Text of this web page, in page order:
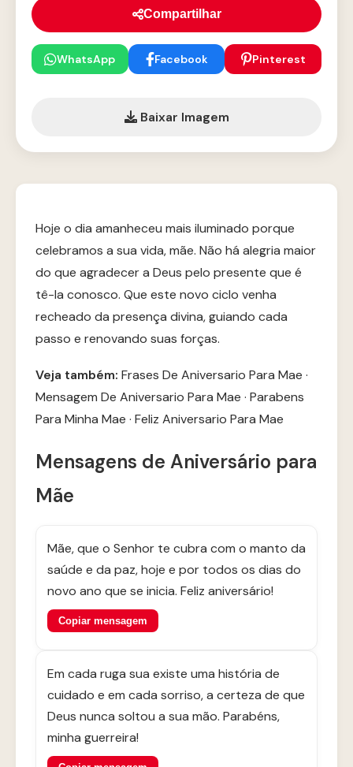
Compartilhar
WhatsApp Facebook Pinterest
Baixar Imagem
Hoje o dia amanheceu mais iluminado porque
celebramos a sua vida, mãe. Não há alegria maior
do que agradecer a Deus pelo presente que é
tê-la conosco. Que este novo ciclo venha
recheado da presença divina, guiando cada
passo e renovando suas forças.
Veja também: Frases De Aniversario Para Mae ·
Mensagem De Aniversario Para Mae · Parabens
Para Minha Mae · Feliz Aniversario Para Mae
Mensagens de Aniversário para
Mãe
Mãe, que o Senhor te cubra com o manto da
saúde e da paz, hoje e por todos os dias do
novo ano que se inicia. Feliz aniversário!
Copiar mensagem
Em cada ruga sua existe uma história de
cuidado e em cada sorriso, a certeza de que
Deus nunca soltou a sua mão. Parabéns,
minha guerreira!